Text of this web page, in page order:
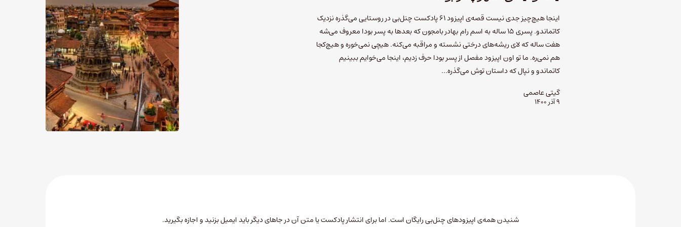
اینجا هیچ‌چیز جدی نیست قصه‌ی اپیزود ۶۱ پادکست چنل‌بی در روستایی می‌گذره نزدیک
کاتماندو. پسری ۱۵ ساله به اسم رام بهادر بامجون که بعدها به پسر بودا معروف می‌شه
هفت ساله که لای ریشه‌های درختی نشسته و مراقبه می‌کنه. هیچی نمی‌خوره و هیچ‌کجا
هم نمی‌ره. ما تو اون اپیزود مفصل از پسر بودا حرف زدیم، اینجا می‌خوایم ببینیم
کاتماندو و نپال که داستان توش می‌گذره…
گیتی عاصمی
۹ آذر ۱۴۰۰
شنیدن همه‌ی اپیزودهای چنل‌بی رایگان است. اما برای انتشار پادکست یا متن آن در جاهای دیگر باید ایمیل بزنید و اجازه بگیرید.